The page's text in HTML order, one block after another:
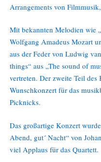
Arrangements von
Mit bekannten Melodien wie
Wolfgang Amadeus Mozart
aus der Feder von Ludwig
things“ aus „The sound of
vertreten. Der zweite Teil
Wunschkonzert für das
Picknicks.
Das großartige Konzert
Abend, gut´ Nacht“ von
viel Applaus für das Quartett.